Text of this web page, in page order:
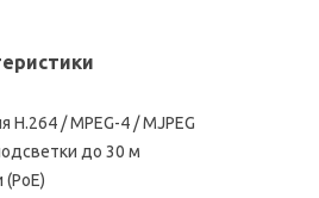
/ MPEG-4 / MJPEG
до 30 м
(РоЕ)